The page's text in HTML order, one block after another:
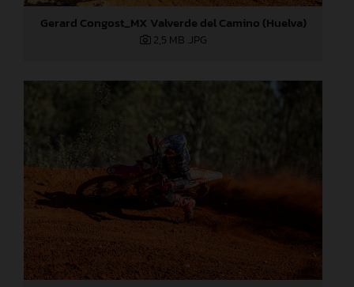
Gerard Congost_MX Valverde del Camino (Huelva)
2,5 MB .JPG